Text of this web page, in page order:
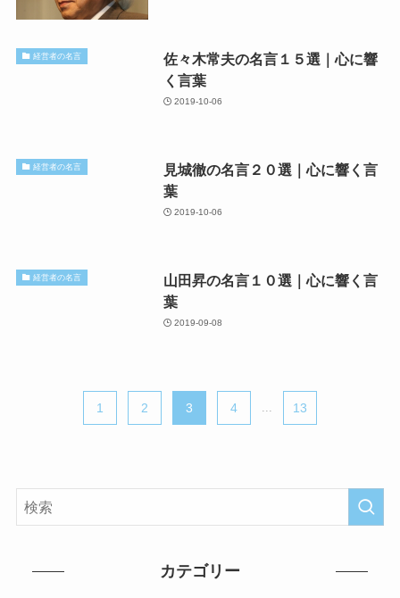
経営者の名言
佐々木常夫の名言１５選｜心に響
く言葉
2019-10-06
経営者の名言
見城徹の名言２０選｜心に響く言
葉
2019-10-06
経営者の名言
山田昇の名言１０選｜心に響く言
葉
2019-09-08
1 2 3 4 ... 13
カテゴリー